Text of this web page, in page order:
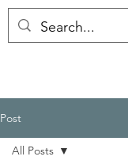
Post
All Posts